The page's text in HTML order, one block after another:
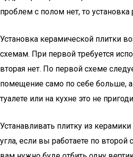
проблем с полом нет, то установка
Установка керамической плитки
схемам. При первой требуется
вторая нет. По первой схеме
помещение само по себе больше,
туалете или на кухне это не
Устанавливать плитку из
угла, если вы работаете по второй